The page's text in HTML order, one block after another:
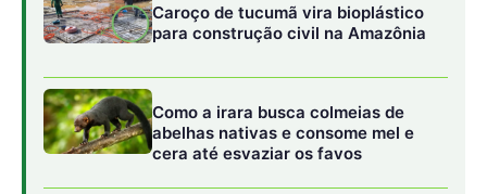
Caroço de tucumã vira bioplástico
para construção civil na Amazônia
Como a irara busca colmeias de
abelhas nativas e consome mel e
cera até esvaziar os favos